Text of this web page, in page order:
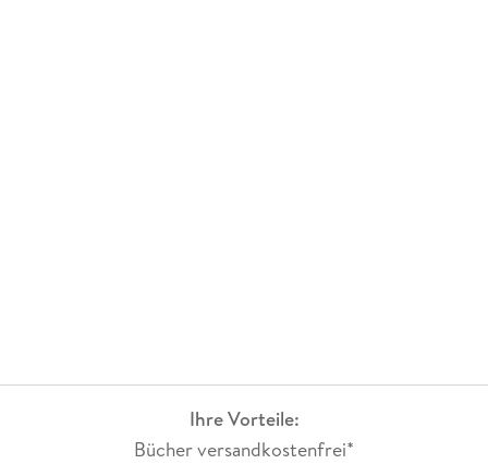
Ihre Vorteile:
Bücher versandkostenfrei*